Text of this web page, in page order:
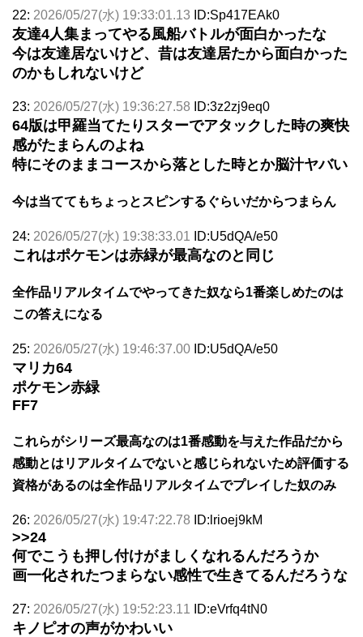
22: 2026/05/27(水) 19:33:01.13 ID:Sp417EAk0
友達4人集まってやる風船バトルが面白かったな
今は友達居ないけど、昔は友達居たから面白かった
のかもしれないけど
23: 2026/05/27(水) 19:36:27.58 ID:3z2zj9eq0
64版は甲羅当てたりスターでアタックした時の爽快
感がたまらんのよね
特にそのままコースから落とした時とか脳汁ヤバい
今は当ててもちょっとスピンするぐらいだからつまらん
24: 2026/05/27(水) 19:38:33.01 ID:U5dQA/e50
これはポケモンは赤緑が最高なのと同じ
全作品リアルタイムでやってきた奴なら1番楽しめたのは
この答えになる
25: 2026/05/27(水) 19:46:37.00 ID:U5dQA/e50
マリカ64
ポケモン赤緑
FF7
これらがシリーズ最高なのは1番感動を与えた作品だから
感動とはリアルタイムでないと感じられないため評価する
資格があるのは全作品リアルタイムでプレイした奴のみ
26: 2026/05/27(水) 19:47:22.78 ID:lrioej9kM
>>24
何でこうも押し付けがましくなれるんだろうか
画一化されたつまらない感性で生きてるんだろうな
27: 2026/05/27(水) 19:52:23.11 ID:eVrfq4tN0
キノピオの声がかわいい